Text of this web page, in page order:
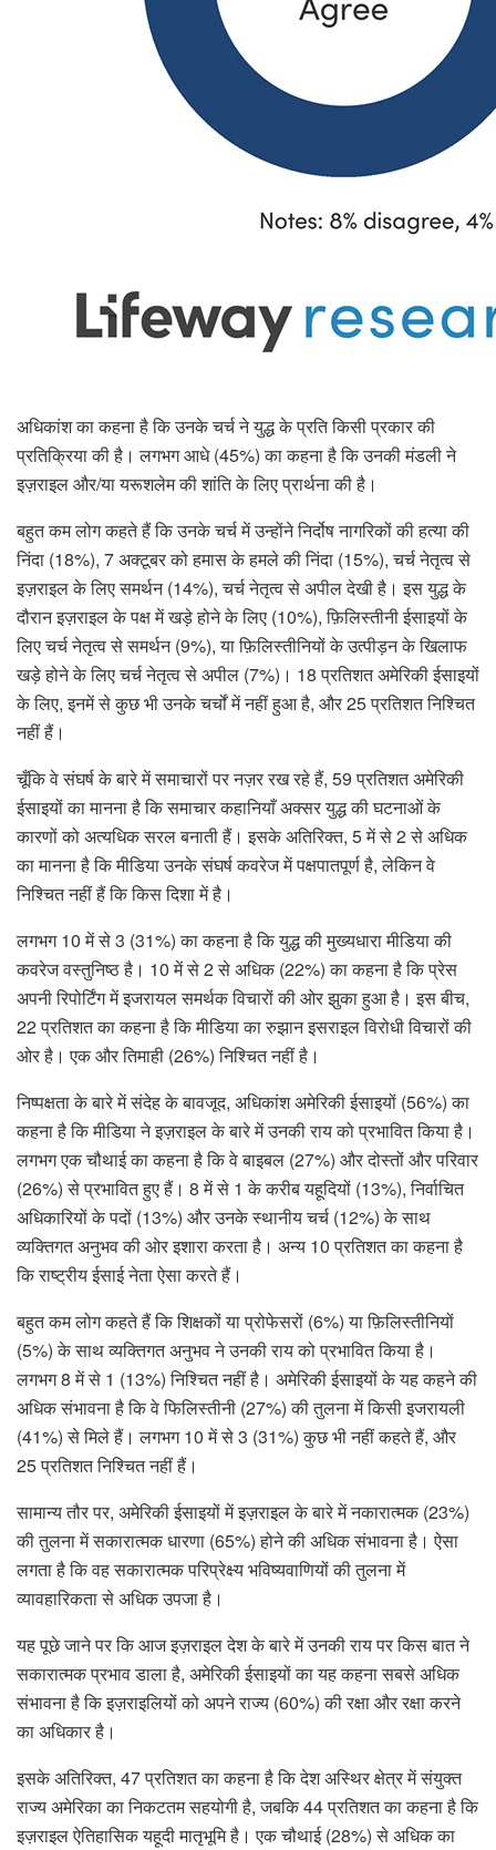
अधिकांश का कहना है कि उनके चर्च ने युद्ध के प्रति किसी प्रकार की
प्रतिक्रिया की है। लगभग आधे (45%) का कहना है कि उनकी मंडली ने
इज़राइल और/या यरूशलेम की शांति के लिए प्रार्थना की है।
बहुत कम लोग कहते हैं कि उनके चर्च में उन्होंने निर्दोष नागरिकों की हत्या की
निंदा (18%), 7 अक्टूबर को हमास के हमले की निंदा (15%), चर्च नेतृत्व से
इज़राइल के लिए समर्थन (14%), चर्च नेतृत्व से अपील देखी है। इस युद्ध के
दौरान इज़राइल के पक्ष में खड़े होने के लिए (10%), फ़िलिस्तीनी ईसाइयों के
लिए चर्च नेतृत्व से समर्थन (9%), या फ़िलिस्तीनियों के उत्पीड़न के खिलाफ
खड़े होने के लिए चर्च नेतृत्व से अपील (7%)। 18 प्रतिशत अमेरिकी ईसाइयों
के लिए, इनमें से कुछ भी उनके चर्चों में नहीं हुआ है, और 25 प्रतिशत निश्चित
नहीं हैं।
चूँकि वे संघर्ष के बारे में समाचारों पर नज़र रख रहे हैं, 59 प्रतिशत अमेरिकी
ईसाइयों का मानना ​​है कि समाचार कहानियाँ अक्सर युद्ध की घटनाओं के
कारणों को अत्यधिक सरल बनाती हैं। इसके अतिरिक्त, 5 में से 2 से अधिक
का मानना ​​है कि मीडिया उनके संघर्ष कवरेज में पक्षपातपूर्ण है, लेकिन वे
निश्चित नहीं हैं कि किस दिशा में है।
लगभग 10 में से 3 (31%) का कहना है कि युद्ध की मुख्यधारा मीडिया की
कवरेज वस्तुनिष्ठ है। 10 में से 2 से अधिक (22%) का कहना है कि प्रेस
अपनी रिपोर्टिंग में इजरायल समर्थक विचारों की ओर झुका हुआ है। इस बीच,
22 प्रतिशत का कहना है कि मीडिया का रुझान इसराइल विरोधी विचारों की
ओर है। एक और तिमाही (26%) निश्चित नहीं है।
निष्पक्षता के बारे में संदेह के बावजूद, अधिकांश अमेरिकी ईसाइयों (56%) का
कहना है कि मीडिया ने इज़राइल के बारे में उनकी राय को प्रभावित किया है।
लगभग एक चौथाई का कहना है कि वे बाइबल (27%) और दोस्तों और परिवार
(26%) से प्रभावित हुए हैं। 8 में से 1 के करीब यहूदियों (13%), निर्वाचित
अधिकारियों के पदों (13%) और उनके स्थानीय चर्च (12%) के साथ
व्यक्तिगत अनुभव की ओर इशारा करता है। अन्य 10 प्रतिशत का कहना है
कि राष्ट्रीय ईसाई नेता ऐसा करते हैं।
बहुत कम लोग कहते हैं कि शिक्षकों या प्रोफेसरों (6%) या फ़िलिस्तीनियों
(5%) के साथ व्यक्तिगत अनुभव ने उनकी राय को प्रभावित किया है।
लगभग 8 में से 1 (13%) निश्चित नहीं है। अमेरिकी ईसाइयों के यह कहने की
अधिक संभावना है कि वे फिलिस्तीनी (27%) की तुलना में किसी इजरायली
(41%) से मिले हैं। लगभग 10 में से 3 (31%) कुछ भी नहीं कहते हैं, और
25 प्रतिशत निश्चित नहीं हैं।
सामान्य तौर पर, अमेरिकी ईसाइयों में इज़राइल के बारे में नकारात्मक (23%)
की तुलना में सकारात्मक धारणा (65%) होने की अधिक संभावना है। ऐसा
लगता है कि वह सकारात्मक परिप्रेक्ष्य भविष्यवाणियों की तुलना में
व्यावहारिकता से अधिक उपजा है।
यह पूछे जाने पर कि आज इज़राइल देश के बारे में उनकी राय पर किस बात ने
सकारात्मक प्रभाव डाला है, अमेरिकी ईसाइयों का यह कहना सबसे अधिक
संभावना है कि इज़राइलियों को अपने राज्य (60%) की रक्षा और रक्षा करने
का अधिकार है।
इसके अतिरिक्त, 47 प्रतिशत का कहना है कि देश अस्थिर क्षेत्र में संयुक्त
राज्य अमेरिका का निकटतम सहयोगी है, जबकि 44 प्रतिशत का कहना है कि
इज़राइल ऐतिहासिक यहूदी मातृभूमि है। एक चौथाई (28%) से अधिक का